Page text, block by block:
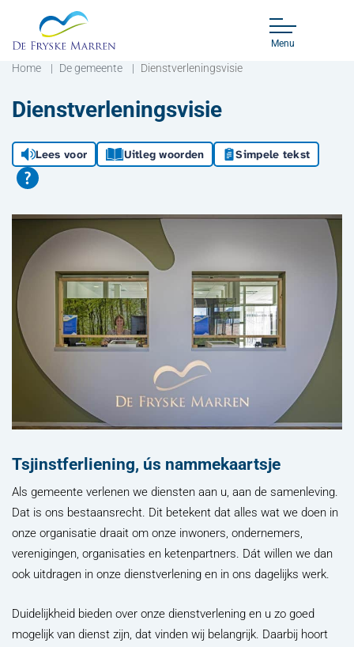
Menu
Home De gemeente Dienstverleningsvisie
Dienstverleningsvisie
Lees voor Uitleg woorden Simpele tekst
Tsjinstferliening, ús nammekaartsje
Als gemeente verlenen we diensten aan u, aan de samenleving.
Dat is ons bestaansrecht. Dit betekent dat alles wat we doen in
onze organisatie draait om onze inwoners, ondernemers,
verenigingen, organisaties en ketenpartners. Dát willen we dan
ook uitdragen in onze dienstverlening en in ons dagelijks werk.
Duidelijkheid bieden over onze dienstverlening en u zo goed
mogelijk van dienst zijn, dat vinden wij belangrijk. Daarbij hoort